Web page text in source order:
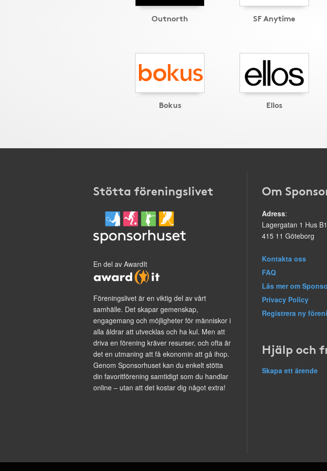
Outnorth SF Anytime
Bokus Ellos
Stötta föreningslivet
En del av AwardIt
Föreningslivet är en viktig del av vårt
samhälle. Det skapar gemenskap,
engagemang och möjligheter för människor i
alla åldrar att utvecklas och ha kul. Men att
driva en förening kräver resurser, och ofta är
det en utmaning att få ekonomin att gå ihop.
Genom Sponsorhuset kan du enkelt stötta
din favoritförening samtidigt som du handlar
online – utan att det kostar dig något extra!
Om
Adress:
Lagergatan 1 Hus
415 11 Göteborg
Kontakta oss
FAQ
Läs mer om
Privacy Policy
Registrera ny
Hjälp och
Skapa ett ärende